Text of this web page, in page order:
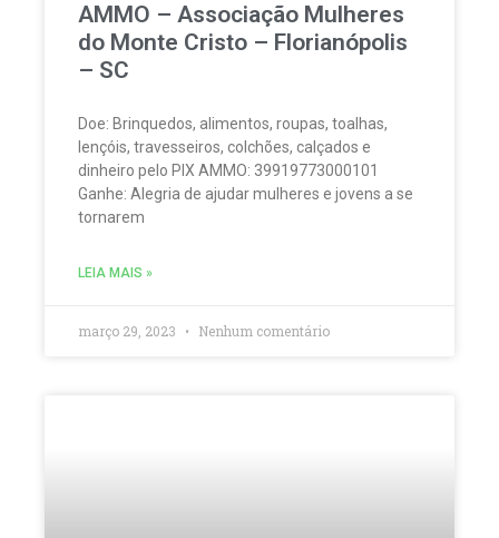
AMMO – Associação Mulheres
do Monte Cristo – Florianópolis
– SC
Doe: Brinquedos, alimentos, roupas, toalhas,
lençóis, travesseiros, colchões, calçados e
dinheiro pelo PIX AMMO: 39919773000101
Ganhe: Alegria de ajudar mulheres e jovens a se
tornarem
LEIA MAIS »
março 29, 2023 Nenhum comentário